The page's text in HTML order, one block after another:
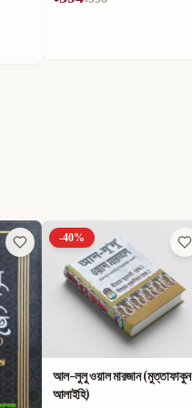
-40%
আল-লুলু ওয়াল মারজান (মুত্তাফাকুন
আলাইহি)